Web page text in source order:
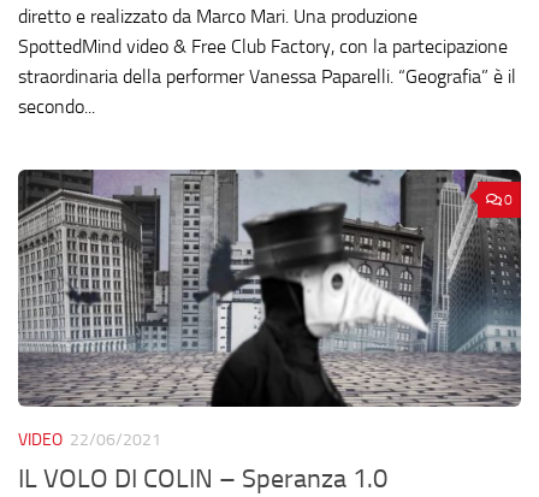
diretto e realizzato da Marco Mari. Una produzione
SpottedMind video & Free Club Factory, con la partecipazione
straordinaria della performer Vanessa Paparelli. “Geografia” è il
secondo...
0
VIDEO 22/06/2021
IL VOLO DI COLIN – Speranza 1.0